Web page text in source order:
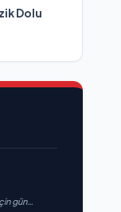
Dolu
gün